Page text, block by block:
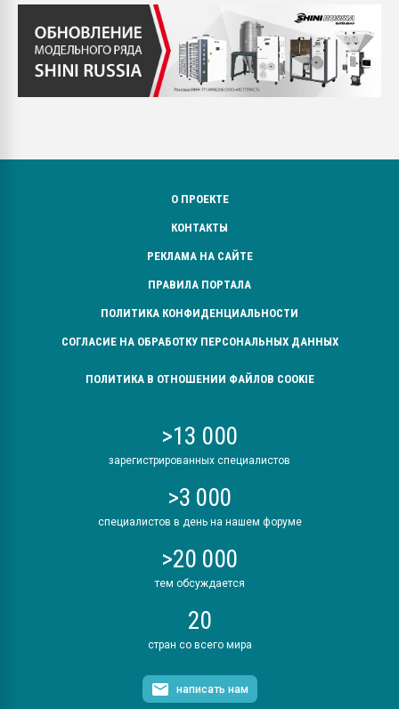
О ПРОЕКТЕ
КОНТАКТЫ
РЕКЛАМА НА САЙТЕ
ПРАВИЛА ПОРТАЛА
ПОЛИТИКА КОНФИДЕНЦИАЛЬНОСТИ
СОГЛАСИЕ НА ОБРАБОТКУ ПЕРСОНАЛЬНЫХ ДАННЫХ
ПОЛИТИКА В ОТНОШЕНИИ ФАЙЛОВ COOKIE
>13 000
зарегистрированных специалистов
>3 000
специалистов в день на нашем форуме
>20 000
тем обсуждается
20
стран со всего мира
написать нам